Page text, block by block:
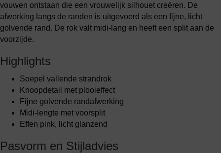
vouwen ontstaan die een vrouwelijk silhouet creëren. De
afwerking langs de randen is uitgevoerd als een fijne, licht
golvende rand. De rok valt midi-lang en heeft een split aan de
voorzijde.
Highlights
Soepel vallende strandrok
Knoopdetail met plooieffect
Fijne golvende randafwerking
Midi-lengte met voorsplit
Effen pink, licht glanzend
Pasvorm en Stijladvies